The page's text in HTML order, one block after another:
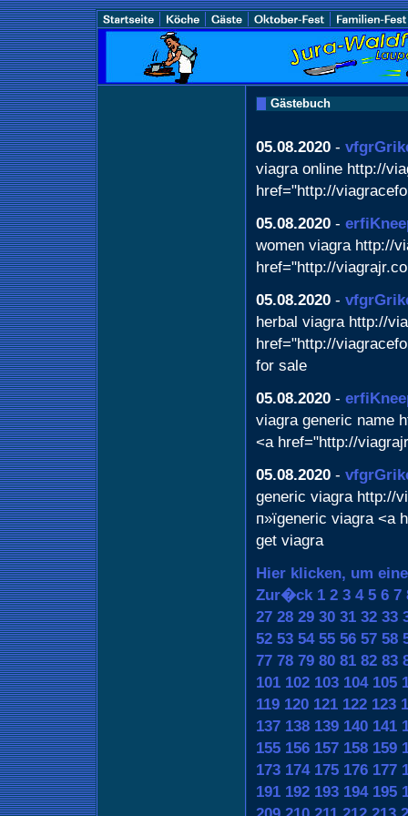
Gästebuch
05.08.2020 -
viagra online http://
href="http://
05.08.2020 -
women viagra http://
href="http://
05.08.2020 -
herbal viagra http://
href="http://
for sale
05.08.2020 -
viagra generic name
<a href="http://
05.08.2020 -
generic viagra http://
п»їgeneric viagra <a
get viagra
Hier klicken, um
Zur�ck 1 2 3 4 5 6 7
27 28 29 30 31 32 33
52 53 54 55 56 57 58
77 78 79 80 81 82 83
101 102 103 104 105
119 120 121 122 123
137 138 139 140 141
155 156 157 158 159
173 174 175 176 177
191 192 193 194 195